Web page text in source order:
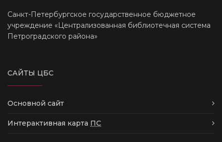
Санкт-Петербургское государственное бюджетное
учреждение «Централизованная библиотечная система
Петроградского района»
САЙТЫ ЦБС
Основной сайт
Интерактивная карта ПС